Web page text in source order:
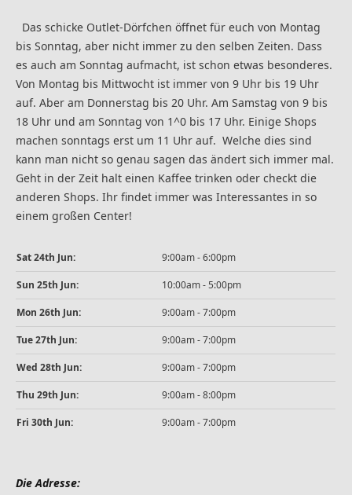
Das schicke Outlet-Dörfchen öffnet für euch von Montag
bis Sonntag, aber nicht immer zu den selben Zeiten. Dass
es auch am Sonntag aufmacht, ist schon etwas besonderes.
Von Montag bis Mittwocht ist immer von 9 Uhr bis 19 Uhr
auf. Aber am Donnerstag bis 20 Uhr. Am Samstag von 9 bis
18 Uhr und am Sonntag von 1^0 bis 17 Uhr. Einige Shops
machen sonntags erst um 11 Uhr auf. Welche dies sind
kann man nicht so genau sagen das ändert sich immer mal.
Geht in der Zeit halt einen Kaffee trinken oder checkt die
anderen Shops. Ihr findet immer was Interessantes in so
einem großen Center!
Sat 24th Jun: 9:00am - 6:00pm
Sun 25th Jun: 10:00am - 5:00pm
Mon 26th Jun: 9:00am - 7:00pm
Tue 27th Jun: 9:00am - 7:00pm
Wed 28th Jun: 9:00am - 7:00pm
Thu 29th Jun: 9:00am - 8:00pm
Fri 30th Jun: 9:00am - 7:00pm
Die Adresse: